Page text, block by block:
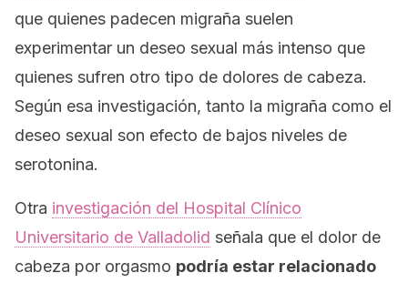
que quienes padecen migraña suelen
experimentar un deseo sexual más intenso que
quienes sufren otro tipo de dolores de cabeza.
Según esa investigación, tanto la migraña como el
deseo sexual son efecto de bajos niveles de
serotonina.
Otra investigación del Hospital Clínico
Universitario de Valladolid señala que el dolor de
cabeza por orgasmo podría estar relacionado